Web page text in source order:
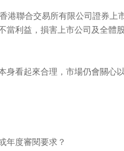
港聯合交易所有限公司證券
利益，損害上市公司及全體
身看起來合理，市場仍會關心
年度審閱要求？